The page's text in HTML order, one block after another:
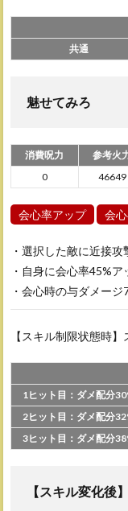
共通
魅せてみろ
消費呪力 参考火
0
46649
会心率アップ 会
・選択した敵に近接
・自身に会心率45%
・会心時の与ダメー
【スキル制限状態時
1ヒット目：ダメ配分
2ヒット目：ダメ配分
3ヒット目：ダメ配分
【スキル変化後